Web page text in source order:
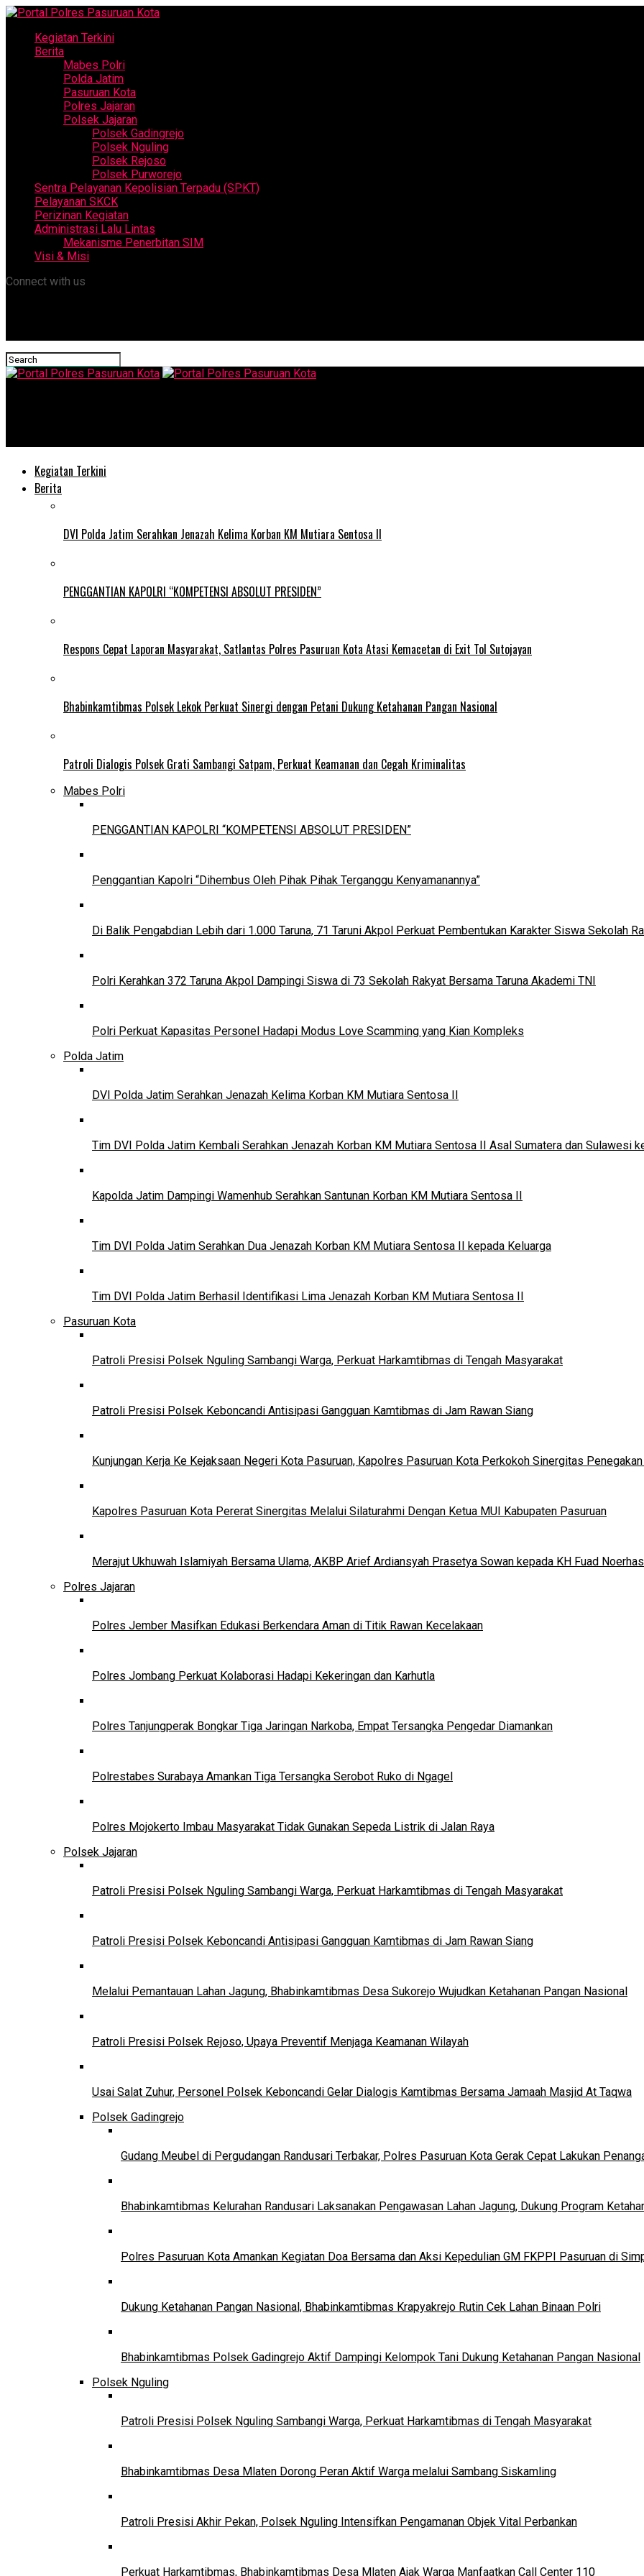
Kegiatan Terkini
Berita
Mabes Polri
Polda Jatim
Pasuruan Kota
Polres Jajaran
Polsek Jajaran
Polsek Gadingrejo
Polsek Nguling
Polsek Rejoso
Polsek Purworejo
Sentra Pelayanan Kepolisian Terpadu (SPKT)
Pelayanan SKCK
Perizinan Kegiatan
Administrasi Lalu Lintas
Mekanisme Penerbitan SIM
Visi & Misi
Connect with us
Kegiatan Terkini
Berita
DVI Polda Jatim Serahkan Jenazah Kelima Korban KM Mutiara Sentosa II
PENGGANTIAN KAPOLRI “KOMPETENSI ABSOLUT PRESIDEN”
Respons Cepat Laporan Masyarakat, Satlantas Polres Pasuruan Kota Atasi Kemacetan di Exit Tol Sutojayan
Bhabinkamtibmas Polsek Lekok Perkuat Sinergi dengan Petani Dukung Ketahanan Pangan Nasional
Patroli Dialogis Polsek Grati Sambangi Satpam, Perkuat Keamanan dan Cegah Kriminalitas
Mabes Polri
PENGGANTIAN KAPOLRI “KOMPETENSI ABSOLUT PRESIDEN”
Penggantian Kapolri “Dihembus Oleh Pihak Pihak Terganggu Kenyamanannya”
Di Balik Pengabdian Lebih dari 1.000 Taruna, 71 Taruni Akpol Perkuat Pembentukan Karakter Siswa Sekolah
Polri Kerahkan 372 Taruna Akpol Dampingi Siswa di 73 Sekolah Rakyat Bersama Taruna Akademi TNI
Polri Perkuat Kapasitas Personel Hadapi Modus Love Scamming yang Kian Kompleks
Polda Jatim
DVI Polda Jatim Serahkan Jenazah Kelima Korban KM Mutiara Sentosa II
Tim DVI Polda Jatim Kembali Serahkan Jenazah Korban KM Mutiara Sentosa II Asal Sumatera dan Sulawesi
Kapolda Jatim Dampingi Wamenhub Serahkan Santunan Korban KM Mutiara Sentosa II
Tim DVI Polda Jatim Serahkan Dua Jenazah Korban KM Mutiara Sentosa II kepada Keluarga
Tim DVI Polda Jatim Berhasil Identifikasi Lima Jenazah Korban KM Mutiara Sentosa II
Pasuruan Kota
Patroli Presisi Polsek Nguling Sambangi Warga, Perkuat Harkamtibmas di Tengah Masyarakat
Patroli Presisi Polsek Keboncandi Antisipasi Gangguan Kamtibmas di Jam Rawan Siang
Kunjungan Kerja Ke Kejaksaan Negeri Kota Pasuruan, Kapolres Pasuruan Kota Perkokoh Sinergitas
Kapolres Pasuruan Kota Pererat Sinergitas Melalui Silaturahmi Dengan Ketua MUI Kabupaten Pasuruan
Merajut Ukhuwah Islamiyah Bersama Ulama, AKBP Arief Ardiansyah Prasetya Sowan kepada KH Fuad
Polres Jajaran
Polres Jember Masifkan Edukasi Berkendara Aman di Titik Rawan Kecelakaan
Polres Jombang Perkuat Kolaborasi Hadapi Kekeringan dan Karhutla
Polres Tanjungperak Bongkar Tiga Jaringan Narkoba, Empat Tersangka Pengedar Diamankan
Polrestabes Surabaya Amankan Tiga Tersangka Serobot Ruko di Ngagel
Polres Mojokerto Imbau Masyarakat Tidak Gunakan Sepeda Listrik di Jalan Raya
Polsek Jajaran
Patroli Presisi Polsek Nguling Sambangi Warga, Perkuat Harkamtibmas di Tengah Masyarakat
Patroli Presisi Polsek Keboncandi Antisipasi Gangguan Kamtibmas di Jam Rawan Siang
Melalui Pemantauan Lahan Jagung, Bhabinkamtibmas Desa Sukorejo Wujudkan Ketahanan Pangan Nasional
Patroli Presisi Polsek Rejoso, Upaya Preventif Menjaga Keamanan Wilayah
Usai Salat Zuhur, Personel Polsek Keboncandi Gelar Dialogis Kamtibmas Bersama Jamaah Masjid At Taqwa
Polsek Gadingrejo
Gudang Meubel di Pergudangan Randusari Terbakar, Polres Pasuruan Kota Gerak Cepat Lakukan
Bhabinkamtibmas Kelurahan Randusari Laksanakan Pengawasan Lahan Jagung, Dukung Program
Polres Pasuruan Kota Amankan Kegiatan Doa Bersama dan Aksi Kepedulian GM FKPPI Pasuruan di
Dukung Ketahanan Pangan Nasional, Bhabinkamtibmas Krapyakrejo Rutin Cek Lahan Binaan Polri
Bhabinkamtibmas Polsek Gadingrejo Aktif Dampingi Kelompok Tani Dukung Ketahanan Pangan Nasional
Polsek Nguling
Patroli Presisi Polsek Nguling Sambangi Warga, Perkuat Harkamtibmas di Tengah Masyarakat
Bhabinkamtibmas Desa Mlaten Dorong Peran Aktif Warga melalui Sambang Siskamling
Patroli Presisi Akhir Pekan, Polsek Nguling Intensifkan Pengamanan Objek Vital Perbankan
Perkuat Harkamtibmas, Bhabinkamtibmas Desa Mlaten Ajak Warga Manfaatkan Call Center 110